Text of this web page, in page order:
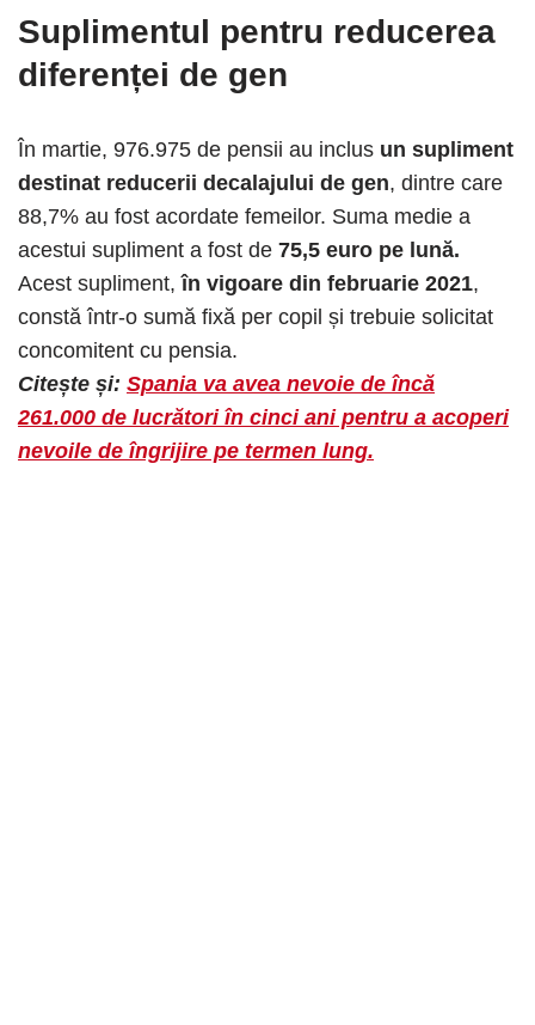
Suplimentul pentru reducerea
diferenței de gen
În martie, 976.975 de pensii au inclus un supliment
destinat reducerii decalajului de gen, dintre care
88,7% au fost acordate femeilor. Suma medie a
acestui supliment a fost de 75,5 euro pe lună.
Acest supliment,în vigoare din februarie 2021,
constă într-o sumă fixă per copil și trebuie solicitat
concomitent cu pensia.​
Citește și: Spania va avea nevoie de încă
261.000 de lucrători în cinci ani pentru a acoperi
nevoile de îngrijire pe termen lung.